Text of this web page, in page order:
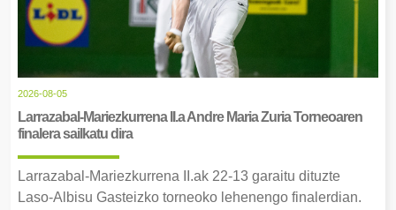
2026-08-05
Larrazabal-Mariezkurrena II.a Andre Maria Zuria Torneoaren
finalera sailkatu dira
Larrazabal-Mariezkurrena II.ak 22-13 garaitu dituzte
Laso-Albisu Gasteizko torneoko lehenengo finalerdian.